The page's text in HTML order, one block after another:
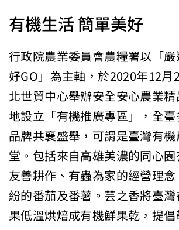
有機生活 簡單美好
行政院農業委員會農糧署以「
好GO」為主軸，於2020年12
北世貿中心舉辦安全安心農業
地設立「有機推廣專區」，全
品牌共襄盛舉，可謂是臺灣有
堂。包括來自高雄美濃的同心
友善耕作、有蟲為家的經營理
紛的番茄及番薯。芸之香將臺
果低溫烘焙成有機鮮果乾，提